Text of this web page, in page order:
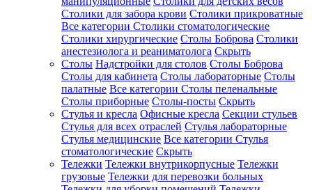
Столики для забора крови Столики прикроватные
Все категории Столики стоматологические
Столики хирургические Столы Боброва Столики
анестезиолога и реаниматолога Скрыть
Столы Надстройки для столов Столы Боброва
Столы для кабинета Столы лабораторные Столы
палатные Все категории Столы пеленальные
Столы приборные Столы-посты Скрыть
Стулья и кресла Офисные кресла Секции стульев
Стулья для всех отраслей Стулья лабораторные
Стулья медицинские Все категории Стулья
стоматологические Скрыть
Тележки Тележки внутрикорпусные Тележки
грузовые Тележки для перевозки больных